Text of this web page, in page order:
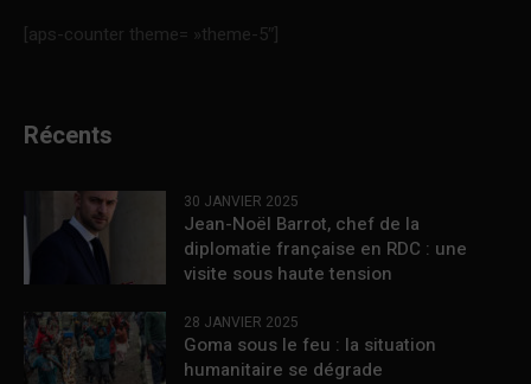
[aps-counter theme= »theme-5″]
Récents
30 JANVIER 2025
Jean-Noël Barrot, chef de la
diplomatie française en RDC : une
visite sous haute tension
28 JANVIER 2025
Goma sous le feu : la situation
humanitaire se dégrade